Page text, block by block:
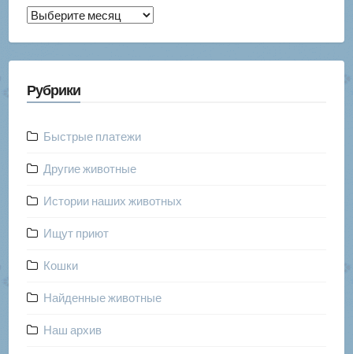
Архив
Рубрики
Быстрые платежи
Другие животные
Истории наших животных
Ищут приют
Кошки
Найденные животные
Наш архив